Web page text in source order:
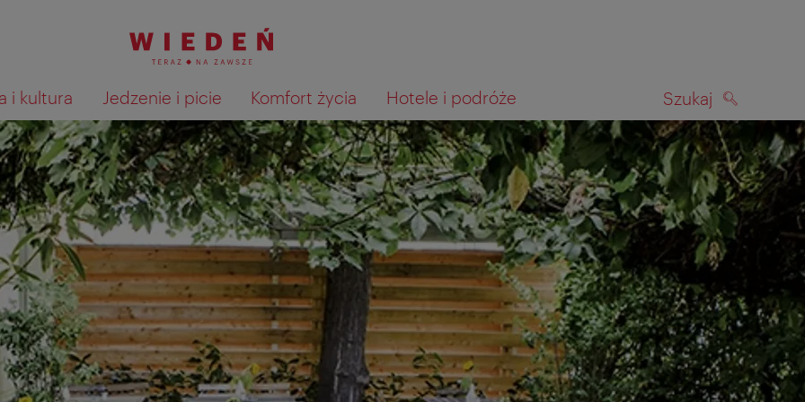
i kultura Jedzenie i picie Komfort życia Hotele i podróże Szukaj
Pokaż na mapie wyniki wyszukiwania SZUKAJ